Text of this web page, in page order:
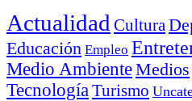
Actualidad Cultura
Educación Empleo
Medio AmbienteMedios
Tecnología Turismo